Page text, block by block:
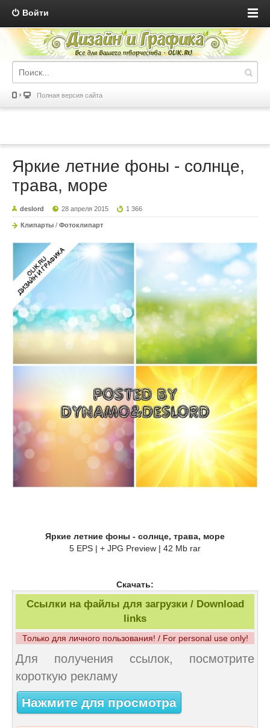
Войти
Полная версия сайта
Яркие летние фоны - солнце,
трава, море
deslord 28 апреля 2015 1 366
Клипарты / Фотоклипарт
Яркие летние фоны - солнце, трава, море
5 EPS | + JPG Preview | 42 Mb rar
Скачать:
Ссылки на файлы для загрузки / Download
links
Только для личного пользования! / For personal use only!
Для получения ссылок, посмотрите
короткую рекламу
Нажмите для просмотра